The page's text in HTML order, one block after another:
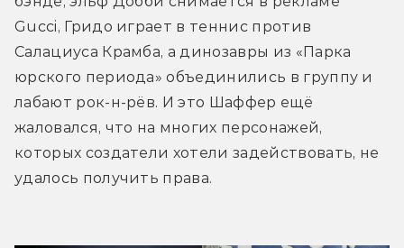
Gucci, Гридо играет в теннис против
Салациуса Крамба, а динозавры из «Парка
юрского периода» объединились в группу и
лабают рок-н-рёв. И это Шаффер ещё
жаловался, что на многих персонажей,
которых создатели хотели задействовать, не
удалось получить права.